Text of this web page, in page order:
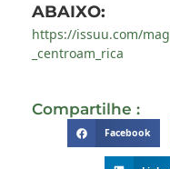
ABAIXO:
https://issuu.com/
_centroam_rica
Compartilhe :
Facebook